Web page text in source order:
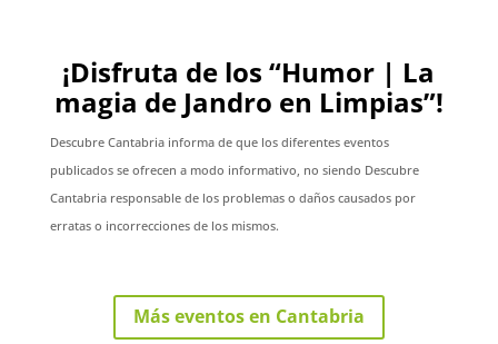
¡Disfruta de los “Humor | La
magia de Jandro en Limpias”!
Descubre Cantabria informa de que los diferentes eventos
publicados se ofrecen a modo informativo, no siendo Descubre
Cantabria responsable de los problemas o daños causados por
erratas o incorrecciones de los mismos.
Más eventos en Cantabria